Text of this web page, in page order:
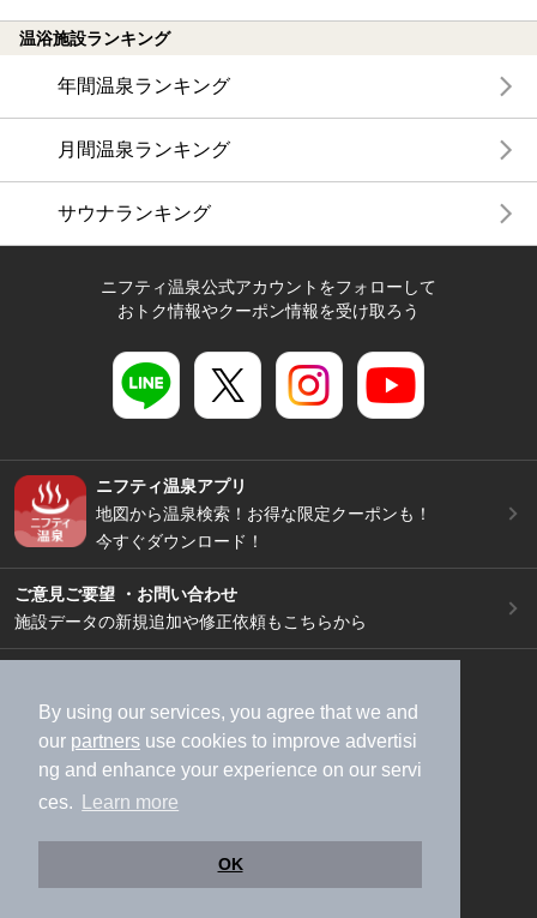
By using our services, you agree that we and
our partners use cookies to improve advertisi
ng and enhance your experience on our servi
ces.
Learn more
OK
温浴施設ランキング
年間温泉ランキング
月間温泉ランキング
サウナランキング
ニフティ温泉公式アカウントをフォローして
おトク情報やクーポン情報を受け取ろう
ニフティ温泉アプリ
地図から温泉検索！お得な限定クーポンも！
今すぐダウンロード！
ご意見ご要望 ・お問い合わせ
施設データの新規追加や修正依頼もこちらから
加盟店募集（資料請求）
広告出稿のご案内
利用規約
ライフスタイルMEMBERS+規約
特定商取引法に基づく表記
ヘルプ
採用情報
運営会社